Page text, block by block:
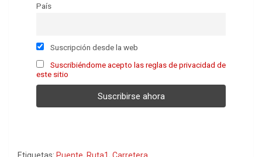
País
Suscripción desde la web
Suscribiéndome acepto las reglas de privacidad de
este sitio